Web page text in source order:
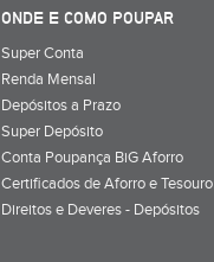
ONDE E COMO POUPAR
Super Conta
Renda Mensal
Depósitos a Prazo
Super Depósito
Conta Poupança BiG Aforro
Certificados de Aforro e Tesouro
Direitos e Deveres - Depósitos